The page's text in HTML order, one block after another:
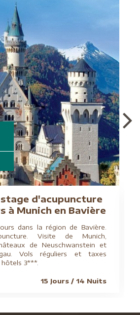
d'acupuncture
à Munich en Bavière
dans la région de Bavière.
Visite de Munich,
de Neuschwanstein et
Vols réguliers et taxes
3***.
15 Jours / 14 Nuits